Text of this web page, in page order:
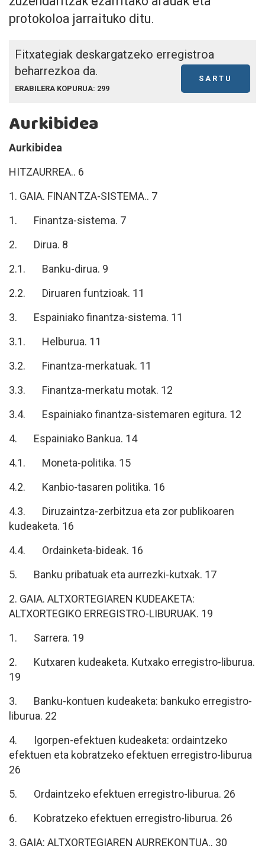
protokoloa jarraituko ditu.
Fitxategiak deskargatzeko erregistroa
beharrezkoa da.
SARTU
ERABILERA KOPURUA: 299
Aurkibidea
Aurkibidea
HITZAURREA.. 6
1. GAIA. FINANTZA-SISTEMA.. 7
1. Finantza-sistema. 7
2. Dirua. 8
2.1. Banku-dirua. 9
2.2. Diruaren funtzioak. 11
3. Espainiako finantza-sistema. 11
3.1. Helburua. 11
3.2. Finantza-merkatuak. 11
3.3. Finantza-merkatu motak. 12
3.4. Espainiako finantza-sistemaren egitura. 12
4. Espainiako Bankua. 14
4.1. Moneta-politika. 15
4.2. Kanbio-tasaren politika. 16
4.3. Diruzaintza-zerbitzua eta zor publikoaren
kudeaketa. 16
4.4. Ordainketa-bideak. 16
5. Banku pribatuak eta aurrezki-kutxak. 17
2. GAIA. ALTXORTEGIAREN KUDEAKETA:
ALTXORTEGIKO ERREGISTRO-LIBURUAK. 19
1. Sarrera. 19
2. Kutxaren kudeaketa. Kutxako erregistro-liburua.
19
3. Banku-kontuen kudeaketa: bankuko erregistro-
liburua. 22
4. Igorpen-efektuen kudeaketa: ordaintzeko
efektuen eta kobratzeko efektuen erregistro-liburua
26
5. Ordaintzeko efektuen erregistro-liburua. 26
6. Kobratzeko efektuen erregistro-liburua. 26
3. GAIA: ALTXORTEGIAREN AURREKONTUA.. 30